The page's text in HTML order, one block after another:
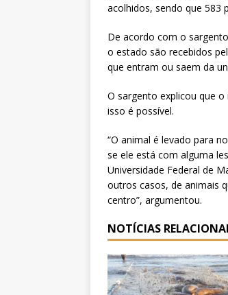
acolhidos, sendo que 583
De acordo com o
o estado são recebidos
que entram ou saem da
O sargento explicou que
isso é possível.
“O animal é levado para
se ele está com alguma
Universidade Federal de
outros casos, de animais
centro”, argumentou.
NOTÍCIAS